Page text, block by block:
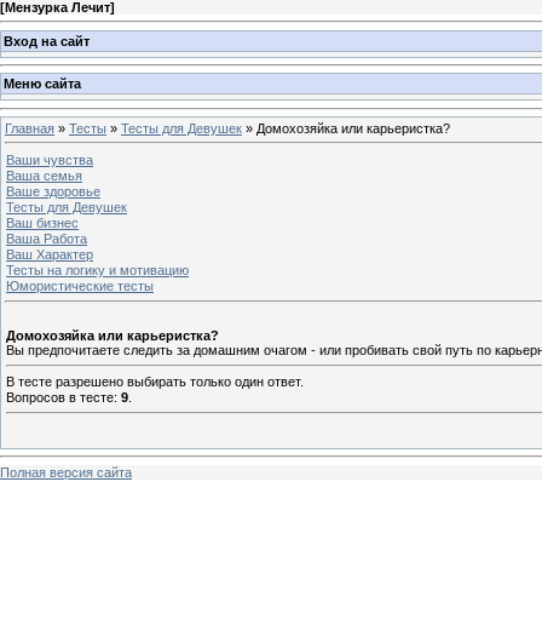
[Мензурка Лечит]
Вход на сайт
Меню сайта
Главная » Тесты » Тесты для Девушек » Домохозяйка или карьеристка?
Ваши чувства
Ваша семья
Ваше здоровье
Тесты для Девушек
Ваш бизнес
Ваша Работа
Ваш Характер
Тесты на логику и мотивацию
Юмористические тесты
Домохозяйка или карьеристка?
Вы предпочитаете следить за домашним очагом - или пробивать свой путь по
В тесте разрешено выбирать только один ответ.
Вопросов в тесте: 9
Полная версия сайта